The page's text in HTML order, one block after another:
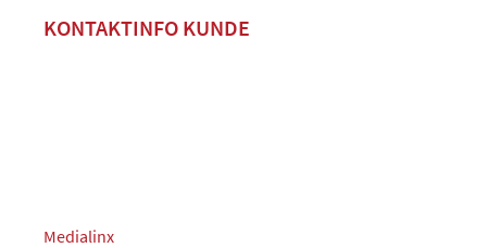
KONTAKTINFO KUNDE
Medialinx